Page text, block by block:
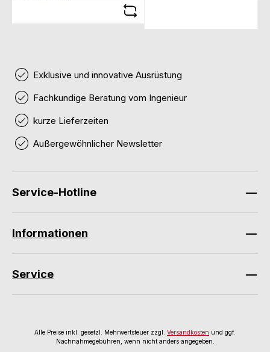
Exklusive und innovative Ausrüstung
Fachkundige Beratung vom Ingenieur
kurze Lieferzeiten
Außergewöhnlicher Newsletter
Service-Hotline
Informationen
Service
Alle Preise inkl. gesetzl. Mehrwertsteuer zzgl. Versandkosten und ggf.
Nachnahmegebühren, wenn nicht anders angegeben.